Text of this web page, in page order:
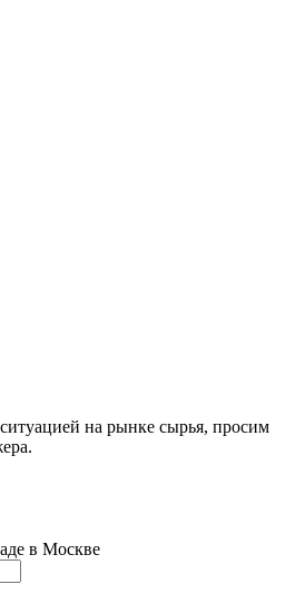
на рынке сырья, просим
в Москве